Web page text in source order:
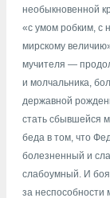
необыкновенной
«с умом робким, с
мирскому
мучителя —
и молчальника,
державной
стать сбывшейся
беда в том, что
болезненный и
слабоумный. И
за неспособности